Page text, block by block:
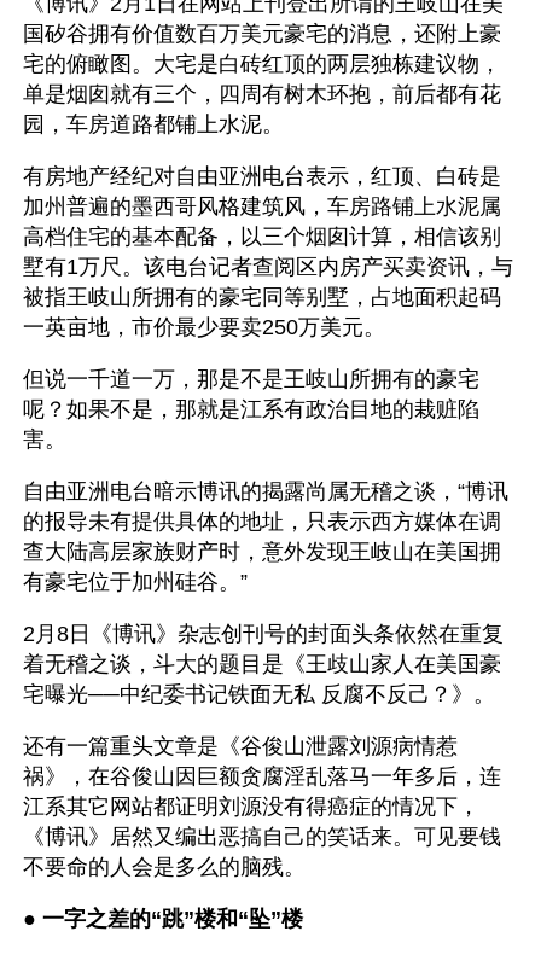
国矽谷拥有价值数百万美元豪宅的消息，还附上豪
宅的俯瞰图。大宅是白砖红顶的两层独栋建议物，
单是烟囱就有三个，四周有树木环抱，前后都有花
园，车房道路都铺上水泥。
有房地产经纪对自由亚洲电台表示，红顶、白砖是
加州普遍的墨西哥风格建筑风，车房路铺上水泥属
高档住宅的基本配备，以三个烟囱计算，相信该别
墅有1万尺。该电台记者查阅区内房产买卖资讯，与
被指王岐山所拥有的豪宅同等别墅，占地面积起码
一英亩地，市价最少要卖250万美元。
但说一千道一万，那是不是王岐山所拥有的豪宅
呢？如果不是，那就是江系有政治目地的栽赃陷
害。
自由亚洲电台暗示博讯的揭露尚属无稽之谈，“博讯
的报导未有提供具体的地址，只表示西方媒体在调
查大陆高层家族财产时，意外发现王岐山在美国拥
有豪宅位于加州硅谷。”
2月8日《博讯》杂志创刊号的封面头条依然在重复
着无稽之谈，斗大的题目是《王歧山家人在美国豪
宅曝光──中纪委书记铁面无私 反腐不反己？》。
还有一篇重头文章是《谷俊山泄露刘源病情惹
祸》，在谷俊山因巨额贪腐淫乱落马一年多后，连
江系其它网站都证明刘源没有得癌症的情况下，
《博讯》居然又编出恶搞自己的笑话来。可见要钱
不要命的人会是多么的脑残。
● 一字之差的“跳”楼和“坠”楼